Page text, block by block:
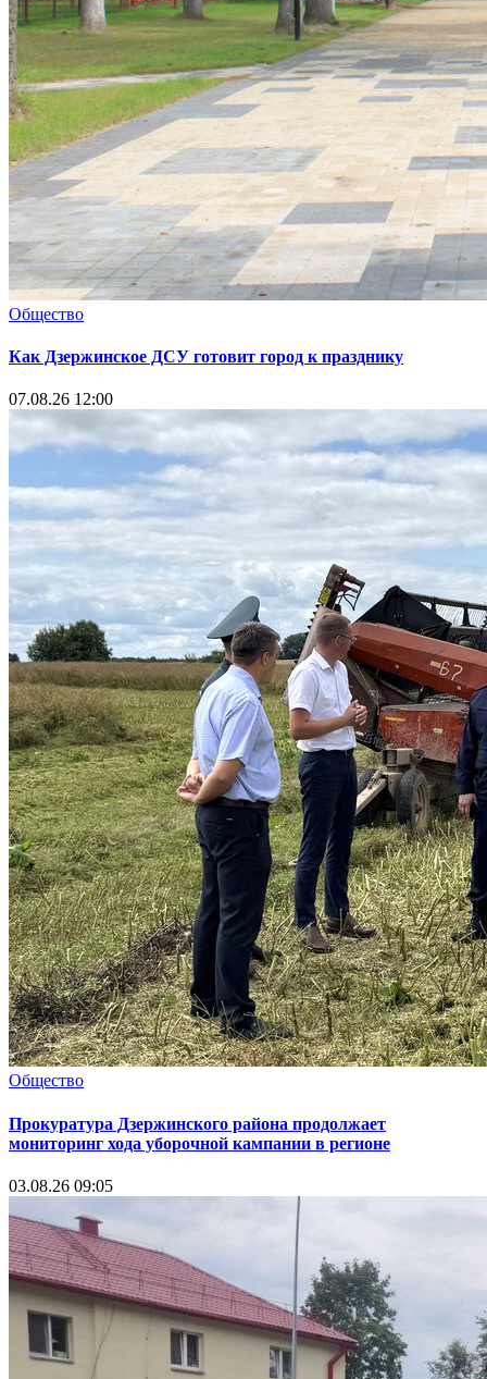
Общество
Как Дзержинское ДСУ готовит город к празднику
07.08.26 12:00
Общество
Прокуратура Дзержинского района продолжает
мониторинг хода уборочной кампании в регионе
03.08.26 09:05